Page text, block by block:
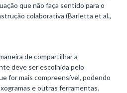
que não faça sentido para o
colaborativa (Barletta et al.,
de compartilhar a
deve ser escolhida pelo
for mais compreensível, podendo
e outras ferramentas.